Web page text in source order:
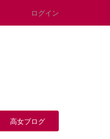
ログイン
高女ブログ